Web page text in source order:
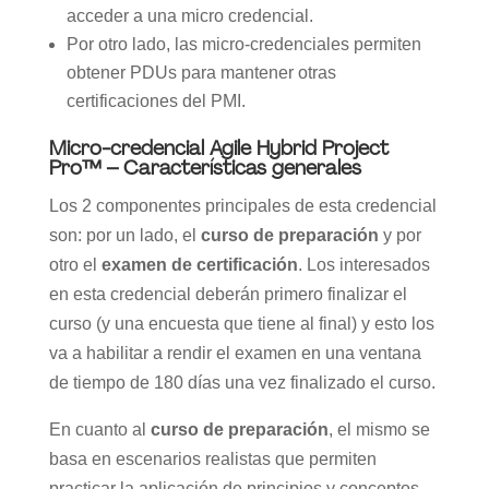
acceder a una micro credencial.
Por otro lado, las micro-credenciales permiten
obtener PDUs para mantener otras
certificaciones del PMI.
Micro-credencial Agile Hybrid Project
Pro™ – Características generales
Los 2 componentes principales de esta credencial
son: por un lado, el curso de preparación y por
otro el examen de certificación. Los interesados
en esta credencial deberán primero finalizar el
curso (y una encuesta que tiene al final) y esto los
va a habilitar a rendir el examen en una ventana
de tiempo de 180 días una vez finalizado el curso.
En cuanto al curso de preparación, el mismo se
basa en escenarios realistas que permiten